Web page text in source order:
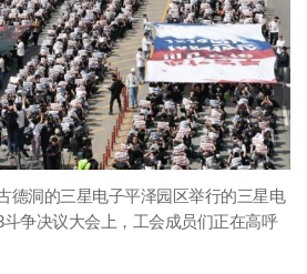
德洞的三星电子平泽园区举行的三星电
争决议大会上，工会成员们正在高呼